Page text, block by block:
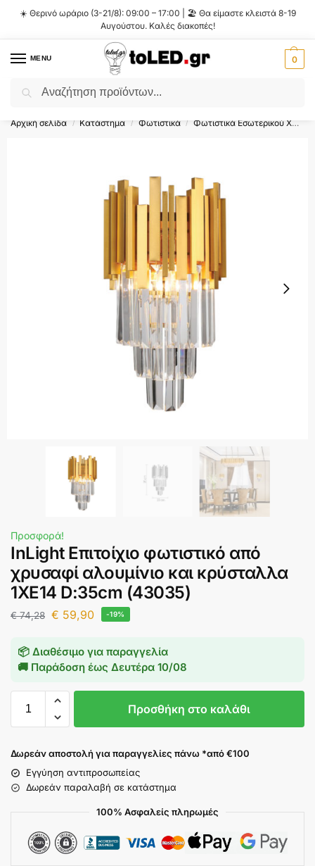
☀️ Θερινό ωράριο (3-21/8): 09:00 – 17:00 | 🏖️ Θα είμαστε κλειστά 8-19
Αυγούστου. Καλές διακοπές!
MENU 0
Flash Sale ⚡ 10% Έκπτωση με τον κωδικό
Αρχική σελίδα / Κατάστημα / Φωτιστικά / Φωτιστικά Εσωτερικού Χώρου
Προσφορά!
InLight Επιτοίχιο φωτιστικό από
χρυσαφί αλουμίνιο και κρύσταλλα
1XE14 D:35cm (43035)
€74,28 € 59,90 -19%
📦 Διαθέσιμο για παραγγελία
🚚 Παράδοση έως Δευτέρα 10/08
Προσθήκη στο καλάθι
Δωρεάν αποστολή για παραγγελίες πάνω *από €100
Εγγύηση αντιπροσωπείας
Δωρεάν παραλαβή σε κατάστημα
100% Ασφαλείς πληρωμές